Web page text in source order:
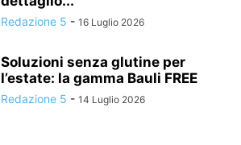
Redazione 5 - 16 Luglio 2026
Soluzioni senza glutine per
l’estate: la gamma Bauli FREE
Redazione 5 - 14 Luglio 2026